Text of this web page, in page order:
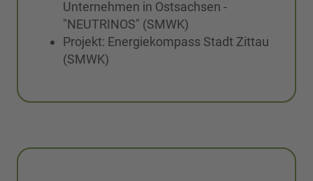
Unternehmen in Ostsachsen -
"NEUTRINOS" (SMWK)
Projekt: Energiekompass Stadt Zittau
(SMWK)